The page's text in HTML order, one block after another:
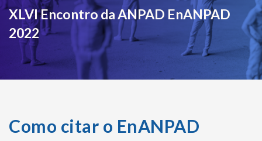
XLVI Encontro da ANPAD EnANPAD
2022
Como citar o EnANPAD